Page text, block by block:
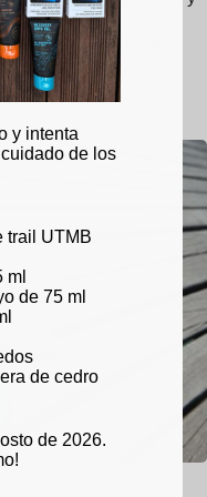
cuida tus pies y
la actividad!
y intenta
de los
trail UTMB
ml
de 75 ml
de cedro
de 2026.